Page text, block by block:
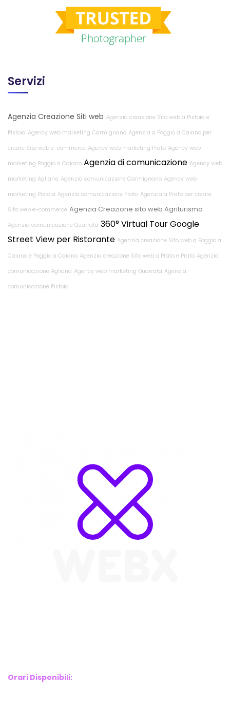
Servizi
Agenzia Creazione Siti web Agenzia creazione Sito web a Pistoia e
Pistoia Agency web marketing Carmignano Agenzia a Poggio a Caiano per
creare Sito web e-commerce Agency web marketing Prato Agency web
marketing Poggio a Caiano Agenzia di comunicazione Agency web
marketing Agliana Agenzia comunicazione Carmignano Agency web
marketing Pistoia Agenzia comunicazione Prato Agenzia a Prato per creare
Sito web e-commerce Agenzia Creazione sito web Agriturismo
Agenzia comunicazione Quarrata 360° Virtual Tour Google
Street View per Ristorante Agenzia creazione Sito web a Poggio a
Caiano e Poggio a Caiano Agenzia creazione Sito web a Prato e Prato Agenzia
comunicazione Agliana Agency web marketing Quarrata Agenzia
comunicazione Pistoia
Orari Disponibili: